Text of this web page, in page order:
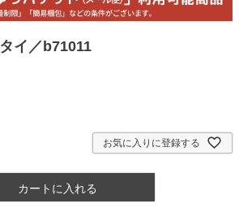
イ／b71011
お気に入りに登録する
カートに入れる